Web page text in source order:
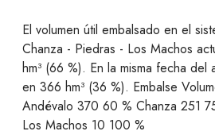
El volumen útil embalsado en el
Chanza - Piedras - Los Machos
hm³ (66 %). En la misma fecha del
en 366 hm³ (36 %). Embalse
Andévalo 370 60 % Chanza 251
Los Machos 10 100 %